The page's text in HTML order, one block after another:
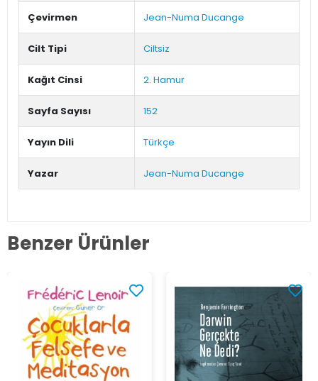
Çevirmen Jean-Numa Ducange
Cilt Tipi Ciltsiz
Kağıt Cinsi 2. Hamur
Sayfa Sayısı 152
Yayın Dili Türkçe
Yazar Jean-Numa Ducange
Benzer Ürünler